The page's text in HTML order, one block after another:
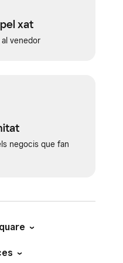
xat
al venedor
negocis que fan